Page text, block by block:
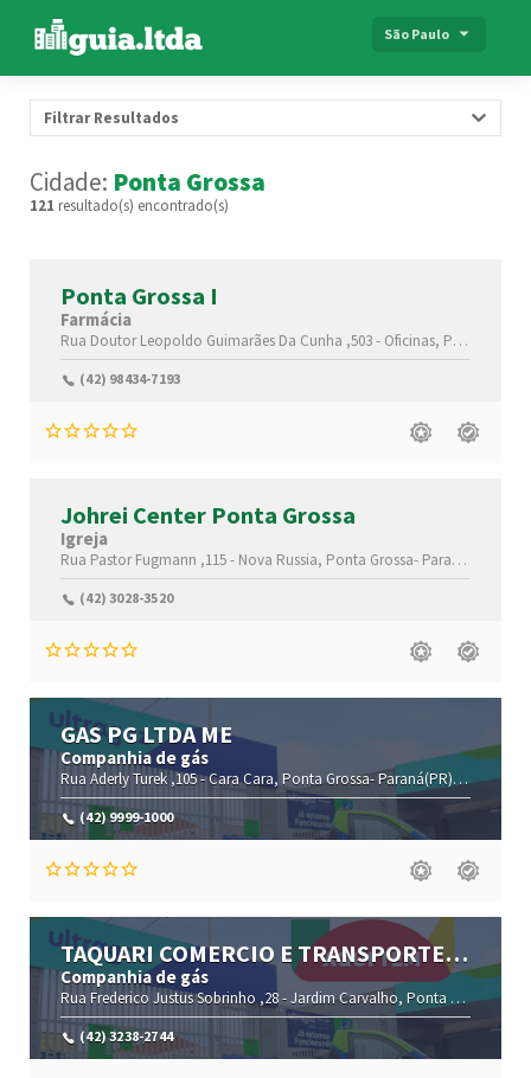
São Paulo
Filtrar Resultados
Cidade: Ponta Grossa
121 resultado(s) encontrado(s)
Ponta Grossa I
Farmácia
Rua Doutor Leopoldo Guimarães Da Cunha ,503 - Oficinas, Ponta Grossa-
(42) 98434-7193
Johrei Center Ponta Grossa
Igreja
Rua Pastor Fugmann ,115 - Nova Russia, Ponta Grossa- Paraná(PR)
(42) 3028-3520
GAS PG LTDA ME
Companhia de gás
Rua Aderly Turek ,105 -Cara Cara, Ponta Grossa-Paraná(PR),84033-101
(42) 9999-1000
TAQUARI COMERCIO E TRANSPORTE
RODOVIARIO DE GAS LT
Companhia de gás
Rua Frederico Justus Sobrinho ,28 -Jardim Carvalho, Ponta Grossa-
(42) 3238-2744